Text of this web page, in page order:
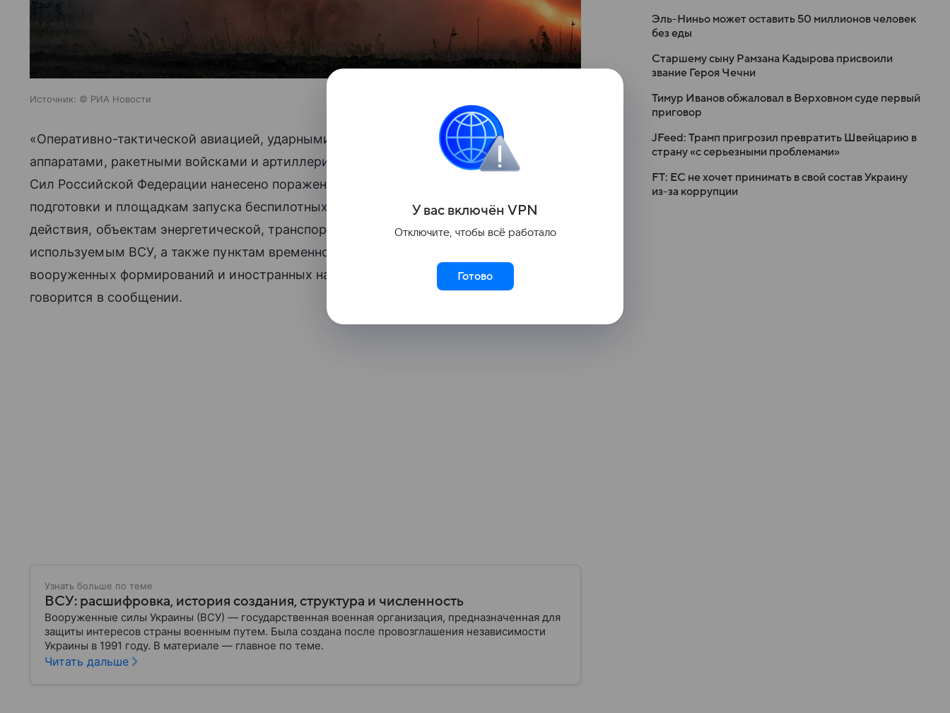
Источник: © РИА Новости
«Оперативно-тактической авиацией, ударными беспилотными летательными
аппаратами, ракетными войсками и артиллерией группировок войск Вооруженных
Сил Российской Федерации нанесено поражение цехам производства, местам
подготовки и площадкам запуска беспилотных летательных аппаратов дальнего
действия, объектам энергетической, транспортной и портовой инфраструктуры,
используемым ВСУ, а также пунктам временной дислокации украинских
вооруженных формирований и иностранных наемников в 137-ми районах», —
говорится в сообщении.
Узнать больше по теме
ВСУ: расшифровка, история создания, структура и численность
Вооруженные силы Украины (ВСУ) — государственная военная организация, предназначенная для
защиты интересов страны военным путем. Была создана после провозглашения независимости
Украины в 1991 году. В материале — главное по теме.
Читать дальше
Эль-Ниньо может оставить 50 миллионов человек
без еды
Старшему сыну Рамзана Кадырова присвоили
звание Героя Чечни
Тимур Иванов обжаловал в Верховном суде первый
приговор
JFeed: Трамп пригрозил превратить Швейцарию в
страну «с серьезными проблемами»
FT: ЕС не хочет принимать в свой состав Украину
из-за коррупции
У вас включён VPN
Отключите, чтобы всё работало
Готово